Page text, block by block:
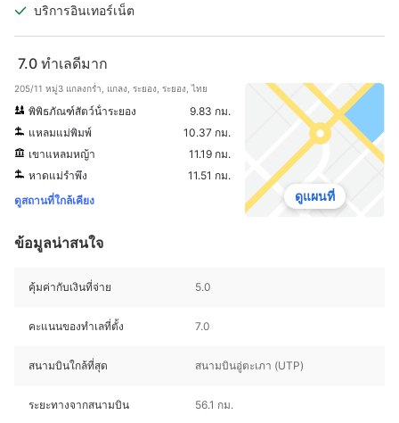
บริการอินเทอร์เน็ต
7.0 ทำเลดีมาก
205/11 หมู่3 แกลงกร่ำ, แกลง, ระยอง, ระยอง, ไทย
พิพิธภัณฑ์สัตว์น้ําระยอง
9.83 กม.
แหลมแม่พิมพ์
10.37 กม.
เขาแหลมหญ้า
11.19 กม.
หาดแม่รำพึง
11.51 กม.
ดูสถานที่ใกล้เคียง
ดูแผนที่
ข้อมูลน่าสนใจ
คุ้มค่ากับเงินที่จ่าย 5.0
คะแนนของทำเลที่ตั้ง 7.0
สนามบินใกล้ที่สุด สนามบินอู่ตะเภา (UTP)
ระยะทางจากสนามบิน 56.1 กม.